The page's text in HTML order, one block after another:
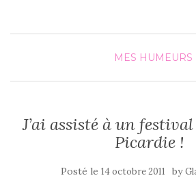
MES HUMEURS
J’ai assisté à un
Picardie !
Posté le 14 octobre 2011 by